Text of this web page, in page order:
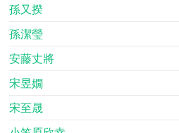
孫又揆
孫潔瑩
安藤丈將
宋昱嫺
宋至晟